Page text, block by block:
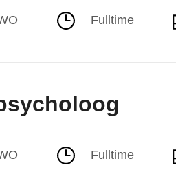
Fulltime
Fulltime